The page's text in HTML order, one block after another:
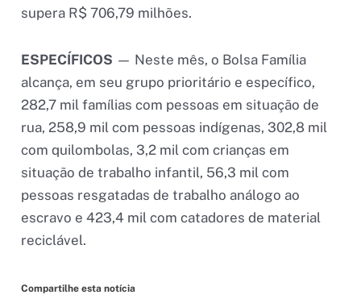
supera R$ 706,79 milhões.
ESPECÍFICOS — Neste mês, o Bolsa Família
alcança, em seu grupo prioritário e específico,
282,7 mil famílias com pessoas em situação de
rua, 258,9 mil com pessoas indígenas, 302,8 mil
com quilombolas, 3,2 mil com crianças em
situação de trabalho infantil, 56,3 mil com
pessoas resgatadas de trabalho análogo ao
escravo e 423,4 mil com catadores de material
reciclável.
Compartilhe esta notícia